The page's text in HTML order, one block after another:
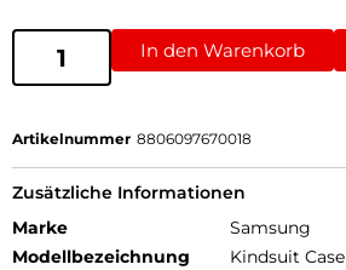
In den Warenkorb
Artikelnummer 8806097670018
Zusätzliche Informationen
Marke
Samsung
Modellbezeichnung
Kindsuit Case